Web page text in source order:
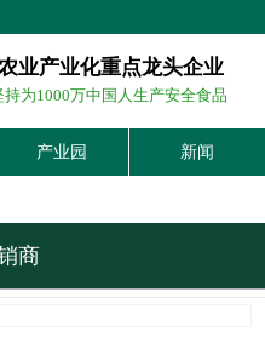
业产业化重点龙头企业
持为1000万中国人生产安全食品
产业园 新闻
商